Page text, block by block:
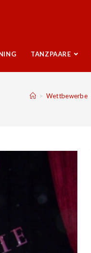
TANZPAARE
> Wettbewerbe